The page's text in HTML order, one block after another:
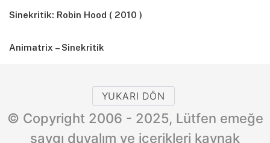
Sinekritik: Robin Hood ( 2010 )
Animatrix – Sinekritik
YUKARI DÖN
© Copyright 2006 - 2025, Lütfen emeğe
saygı duyalım ve içerikleri kaynak